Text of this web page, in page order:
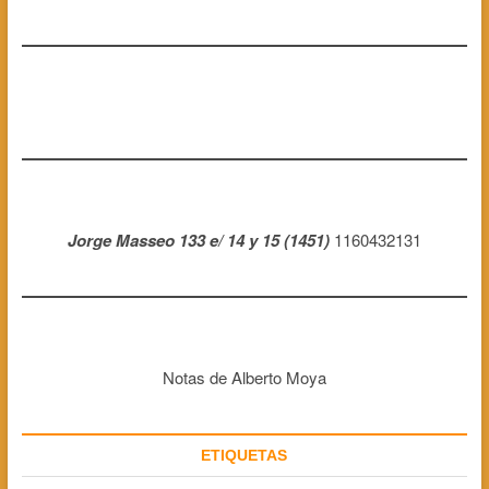
Jorge Masseo 133 e/ 14 y 15 (1451)1160432131
Notas de Alberto Moya
ETIQUETAS